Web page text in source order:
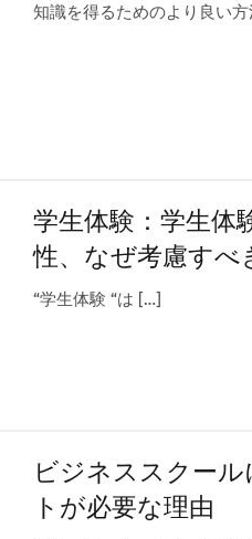
知識を得るためのより良い
学生体験：学生体
性、なぜ考慮すべ
“学生体験 “は […]
ビジネススクー
トが必要な理由